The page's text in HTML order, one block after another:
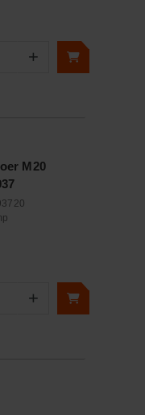
+
M20
+